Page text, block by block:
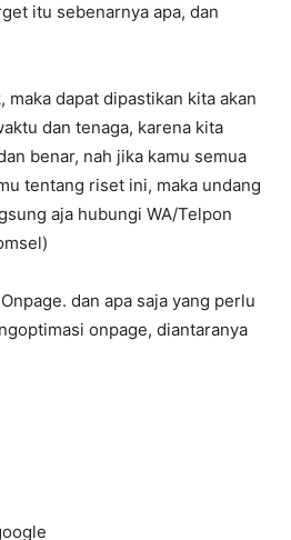
itu sebenarnya apa, dan
dapat dipastikan kita akan
dan tenaga, karena kita
benar, nah jika kamu semua
tentang riset ini, maka undang
aja hubungi WA/Telpon
dan apa saja yang perlu
onpage, diantaranya